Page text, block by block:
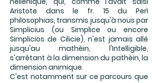
Aristote dans le fr. 15 du Perì
philosophias, transmis jusqu'à nous par
Simplicius (ou Simplice ou encore
Simplicios de Cilicie), n'est jamais allé
jusqu'au mathèin, l'Intelligible,
s'arrêtant à la dimension du pathèin, la
dimension animique.
C'est notamment sur ce parcours que